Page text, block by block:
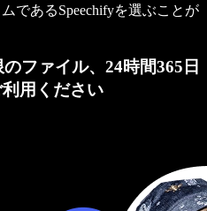
であるSpeechifyを選ぶことが
ファイル、24時間365日
用ください